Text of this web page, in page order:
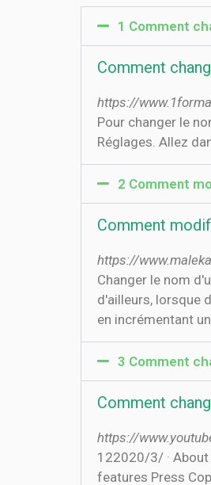
1 Comment
Comment
https://
Pour changer le
Réglages. Allez
2 Comment
Comment
https://
Changer le nom
d'ailleurs, lorsque
en incrémentant
3 Comment
Comment
https://
12‏‏/3‏‏/2020 · About Press Copyright Contact us Creators Advertise Developers Terms Privacy Policy & Safety How YouTube works Test new
features Press